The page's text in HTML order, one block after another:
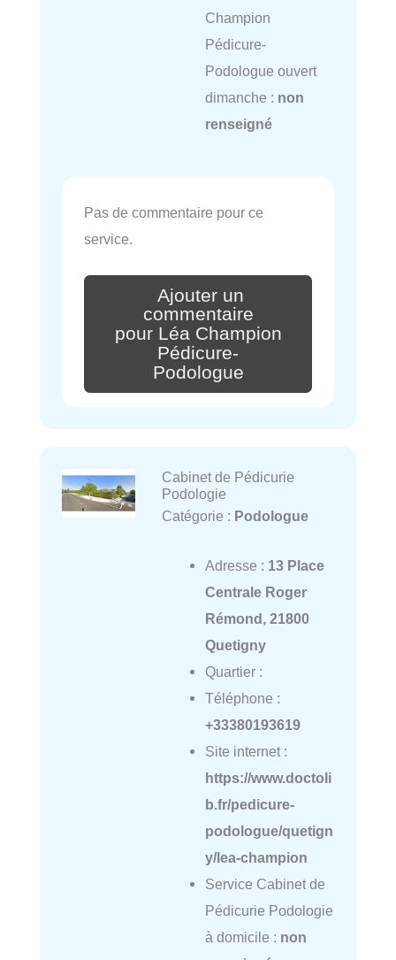
Champion
Pédicure-
Podologue ouvert
dimanche : non
renseigné
Pas de commentaire pour ce
service.
Ajouter un
commentaire
pour Léa Champion
Pédicure-
Podologue
Cabinet de Pédicurie
Podologie
Catégorie : Podologue
Adresse : 13 Place
Centrale Roger
Rémond, 21800
Quetigny
Quartier :
Téléphone :
+33380193619
Site internet :
https://www.doctoli
b.fr/pedicure-
podologue/quetign
y/lea-champion
Service Cabinet de
Pédicurie Podologie
à domicile : non